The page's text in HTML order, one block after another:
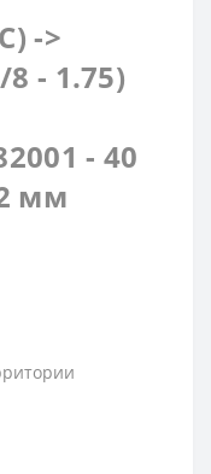
->
- 1.75)
- 40
мм